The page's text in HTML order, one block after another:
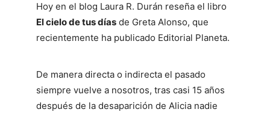
Hoy en el blog Laura R. Durán reseña el libro
El cielo de tus días de Greta Alonso, que
recientemente ha publicado Editorial Planeta.
De manera directa o indirecta el pasado
siempre vuelve a nosotros, tras casi 15 años
después de la desaparición de Alicia nadie